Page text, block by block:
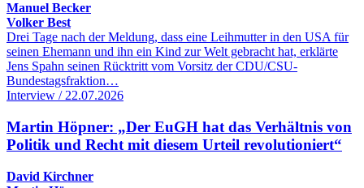
Manuel Becker
Volker Best
Drei Tage nach der Meldung, dass eine Leihmutter in den USA für
seinen Ehemann und ihn ein Kind zur Welt gebracht hat, erklärte
Jens Spahn seinen Rücktritt vom Vorsitz der CDU/CSU-
Bundestagsfraktion…
Interview / 22.07.2026
Martin Höpner: „Der EuGH hat das Verhältnis von
Politik und Recht mit diesem Urteil revolutioniert“
David Kirchner